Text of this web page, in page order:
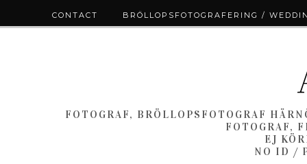
FOTOGRAF, BRÖLLOPSFOTOGRAF
FOTOGRAF,
EJ
NO ID /
CONTACT BRÖLLOPSFOTOGRAFERING /